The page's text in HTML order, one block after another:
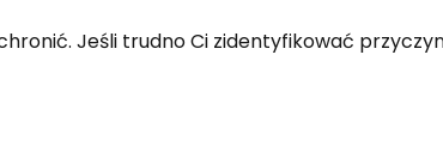
Jeśli trudno Ci zidentyfikować